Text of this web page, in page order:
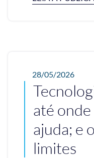
28/05/2026
até
ajuda; e
limites